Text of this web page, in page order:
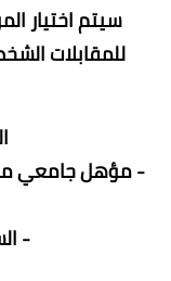
سيتم اختيار
للمقابلات
- مؤهل جامعي
-